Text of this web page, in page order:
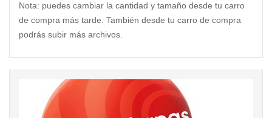
Nota: puedes cambiar la cantidad y tamaño desde tu carro
de compra más tarde. También desde tu carro de compra
podrás subir más archivos.